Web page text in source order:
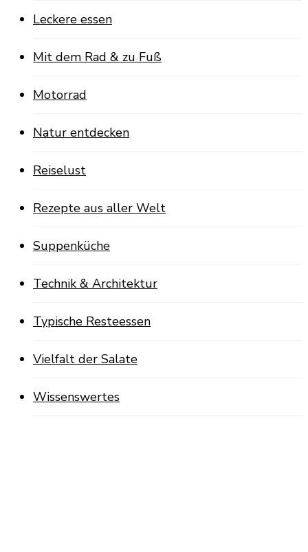
Leckere essen
Mit dem Rad & zu Fuß
Motorrad
Natur entdecken
Reiselust
Rezepte aus aller Welt
Suppenküche
Technik & Architektur
Typische Resteessen
Vielfalt der Salate
Wissenswertes